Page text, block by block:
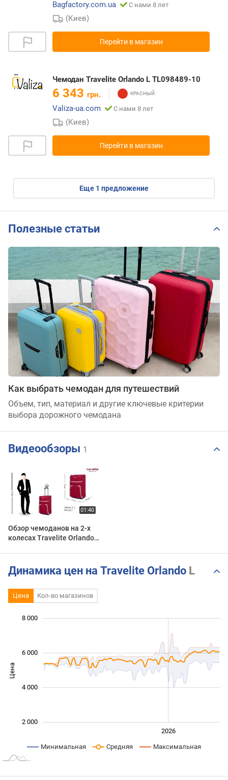
Bagfactory.com.ua С нами 8 лет
(Киев)
Перейти в магазин
Чемодан Travelite Orlando L TL098489-10
6 343 грн.
Valiza-ua.com
С нами 8 лет
(Киев)
Перейти в магазин
eще 1 предложение
Полезные статьи
Как выбрать чемодан для путешествий
Объем, тип, материал и другие ключевые критерии
выбора дорожного чемодана
Видеообзоры 1
Обзор чемоданов на 2-х
колесах Travelite Orlando
Динамика цен на Travelite Orlando L
Цена Кол-во магазинов
Цена
2 000
4 000
6 000
8 000
2026
Минимальная Средняя Максимальная